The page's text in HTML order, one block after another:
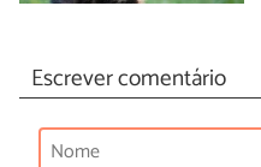
Escrever comentário